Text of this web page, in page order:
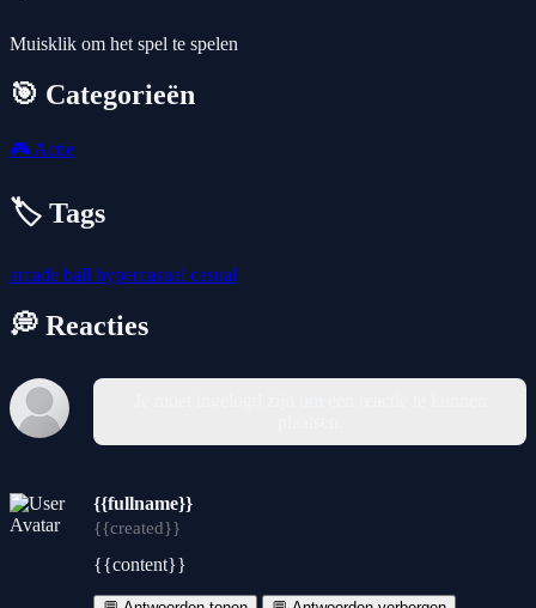
Muisklik om het spel te spelen
🎯 Categorieën
🎮 Actie
🏷️ Tags
arcade ball hypercasual casual
💭 Reacties
{{fullname}}
{{created}}
{{content}}